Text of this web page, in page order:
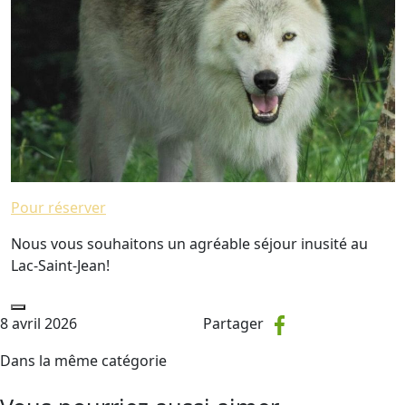
Pour réserver
Nous vous souhaitons un agréable séjour inusité au
Lac-Saint-Jean!
8 avril 2026
Partager
Dans la même catégorie